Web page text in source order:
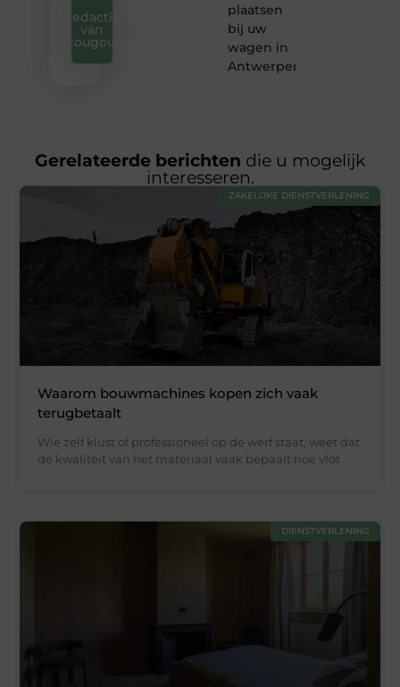
Redactie
van
iztougoud
plaatsen
bij uw
wagen in
Antwerpen?
Gerelateerde berichten die u mogelijk
interesseren.
ZAKELIJKE DIENSTVERLENING
Waarom bouwmachines kopen zich vaak
terugbetaalt
Wie zelf klust of professioneel op de werf staat, weet dat
de kwaliteit van het materiaal vaak bepaalt hoe vlot
DIENSTVERLENING